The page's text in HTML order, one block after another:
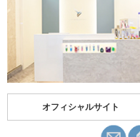
オフィシャルサイト